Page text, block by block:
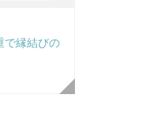
で縁結びの